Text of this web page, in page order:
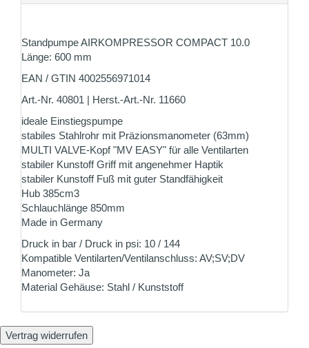
Standpumpe AIRKOMPRESSOR COMPACT 10.0
Länge: 600 mm
EAN / GTIN 4002556971014
Art.-Nr. 40801 | Herst.-Art.-Nr. 11660
ideale Einstiegspumpe
stabiles Stahlrohr mit Präzionsmanometer (63mm)
MULTI VALVE-Kopf "MV EASY" für alle Ventilarten
stabiler Kunstoff Griff mit angenehmer Haptik
stabiler Kunstoff Fuß mit guter Standfähigkeit
Hub 385cm3
Schlauchlänge 850mm
Made in Germany
Druck in bar / Druck in psi: 10 / 144
Kompatible Ventilarten/Ventilanschluss: AV;SV;DV
Manometer: Ja
Material Gehäuse: Stahl / Kunststoff
Vertrag widerrufen